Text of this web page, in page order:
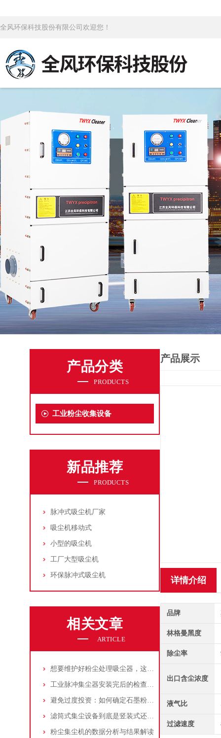
全风环保科技股份有限公司欢迎您！
产品分类
PRODUCTS
工业粉尘收集设备
新品推荐
PRODUCTS
脉冲式吸尘机厂家
吸尘机移动式
小型的吸尘机
工厂大型吸尘机
环保脉冲式吸尘机
相关文章
ARTICLE
想要维护好粉尘处理吸尘器，这几个措施真的很重要！
工业脉冲集尘器安装完后的检查工作详解
避免过度投资：如何确定石墨粉尘除尘器的合理价格区间
滤筒式集尘设备到底是竖装式还是横装式？
粉尘集尘机的数据分析与结果解读
产品展示
详情介绍
品牌
林格曼黑度
除尘率
出口含尘浓度
液气比
过滤速度